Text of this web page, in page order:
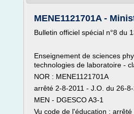
MENE1121701A -
Bulletin officiel spécial n°8 du
Enseignement de sciences
technologies de laboratoire -
NOR : MENE1121701A
arrêté 2-8-2011 - J.O. du 26-8-
MEN - DGESCO A3-1
Vu code de l'éducation ;